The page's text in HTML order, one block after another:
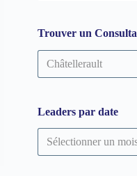
Trouver un
Trouver
un
Consultant
Leaders par date
Leaders
par
date